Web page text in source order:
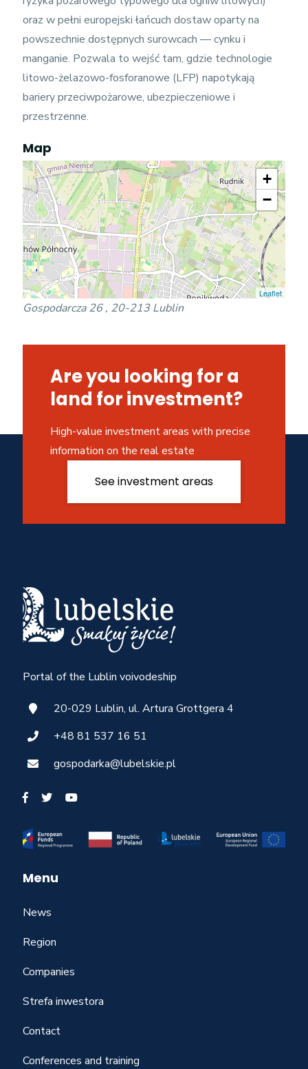
oraz w pełni europejski łańcuch dostaw oparty na
powszechnie dostępnych surowcach — cynku i
manganie. Pozwala to wejść tam, gdzie technologie
litowo-żelazowo-fosforanowe (LFP) napotykają
bariery przeciwpożarowe, ubezpieczeniowe i
przestrzenne.
Map
+
−
Leaflet
Gospodarcza 26 , 20-213 Lublin
Are you looking for a
land for investment?
High-value investment areas with precise
information on the real estate
See investment areas
Portal of the Lublin voivodeship
20-029 Lublin, ul. Artura Grottgera 4
+48 81 537 16 51
gospodarka@lubelskie.pl
Menu
News
Region
Companies
Strefa inwestora
Contact
Conferences and training